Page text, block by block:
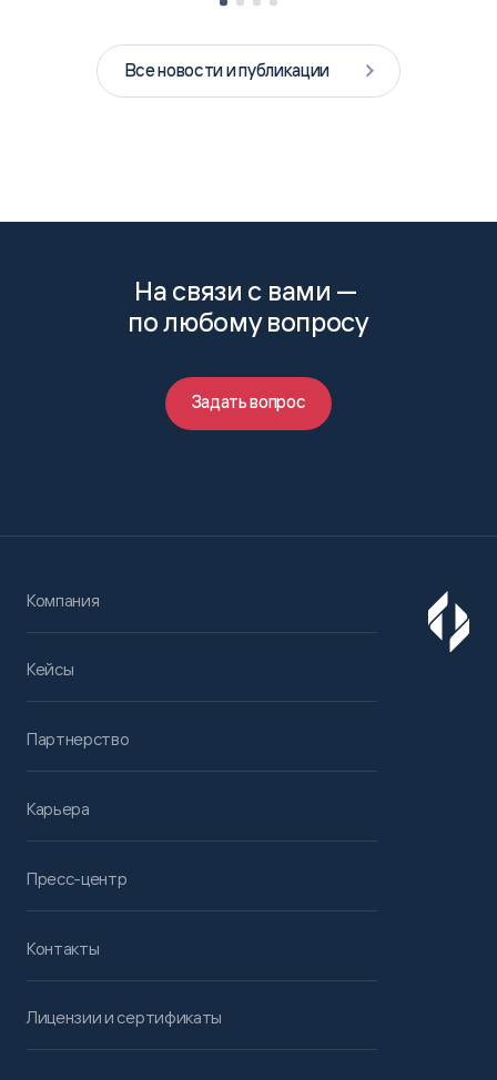
Все новости и публикации
На связи с вами —
по любому вопросу
Задать вопрос
Компания
Кейсы
Партнерство
Карьера
Пресс-центр
Контакты
Лицензии и сертификаты